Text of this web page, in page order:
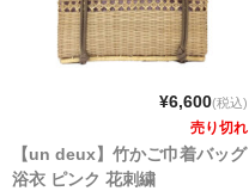
¥6,600(税込)
売り切れ
【un deux】竹かご巾着バッグ
浴衣 ピンク 花刺繍